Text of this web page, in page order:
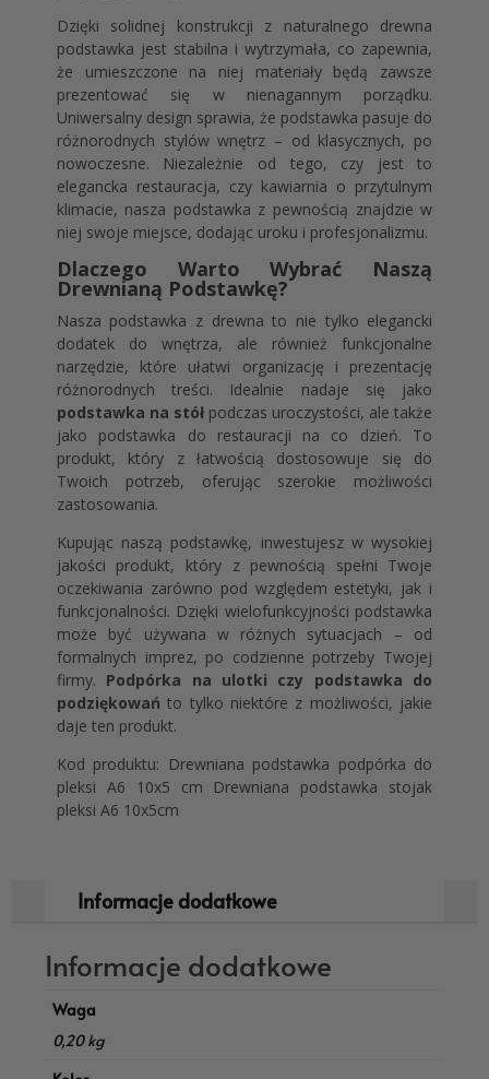
Dzięki solidnej konstrukcji z naturalnego drewna
podstawka jest stabilna i wytrzymała, co zapewnia,
że umieszczone na niej materiały będą zawsze
prezentować się w nienagannym porządku.
Uniwersalny design sprawia, że podstawka pasuje do
różnorodnych stylów wnętrz – od klasycznych, po
nowoczesne. Niezależnie od tego, czy jest to
elegancka restauracja, czy kawiarnia o przytulnym
klimacie, nasza podstawka z pewnością znajdzie w
niej swoje miejsce, dodając uroku i profesjonalizmu.
Dlaczego Warto Wybrać Naszą
Drewnianą Podstawkę?
Nasza podstawka z drewna to nie tylko elegancki
dodatek do wnętrza, ale również funkcjonalne
narzędzie, które ułatwi organizację i prezentację
różnorodnych treści. Idealnie nadaje się jako
podstawka na stółpodczas uroczystości, ale także
jako podstawka do restauracji na co dzień. To
produkt, który z łatwością dostosowuje się do
Twoich potrzeb, oferując szerokie możliwości
zastosowania.
Kupując naszą podstawkę, inwestujesz w wysokiej
jakości produkt, który z pewnością spełni Twoje
oczekiwania zarówno pod względem estetyki, jak i
funkcjonalności. Dzięki wielofunkcyjności podstawka
może być używana w różnych sytuacjach – od
formalnych imprez, po codzienne potrzeby Twojej
firmy. Podpórka na ulotki czy podstawka do
podziękowań to tylko niektóre z możliwości, jakie
daje ten produkt.
Kod produktu: Drewniana podstawka podpórka do
pleksi A6 10x5 cm Drewniana podstawka stojak
pleksi A6 10x5cm
Informacje dodatkowe
Informacje dodatkowe
Waga
0,20 kg